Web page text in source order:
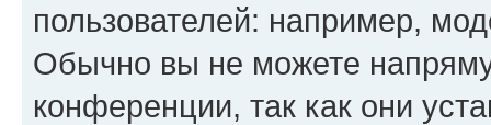
пользователей: например,
Обычно вы не можете
конференции, так как они